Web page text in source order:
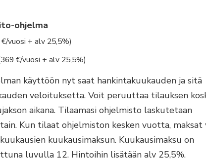
ohjelma
vuosi + alv 25,5%)
€/vuosi + alv 25,5%)
käyttöön nyt saat hankintakuukauden ja sitä
veloituksetta. Voit peruuttaa tilauksen
aikana. Tilaamasi ohjelmisto laskutetaan
Kun tilaat ohjelmiston kesken vuotta, maksat
kuukausimaksun. Kuukausimaksu on
luvulla 12. Hintoihin lisätään alv 25,5%.